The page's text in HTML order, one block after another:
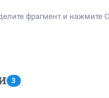
фрагмент и нажмите
3